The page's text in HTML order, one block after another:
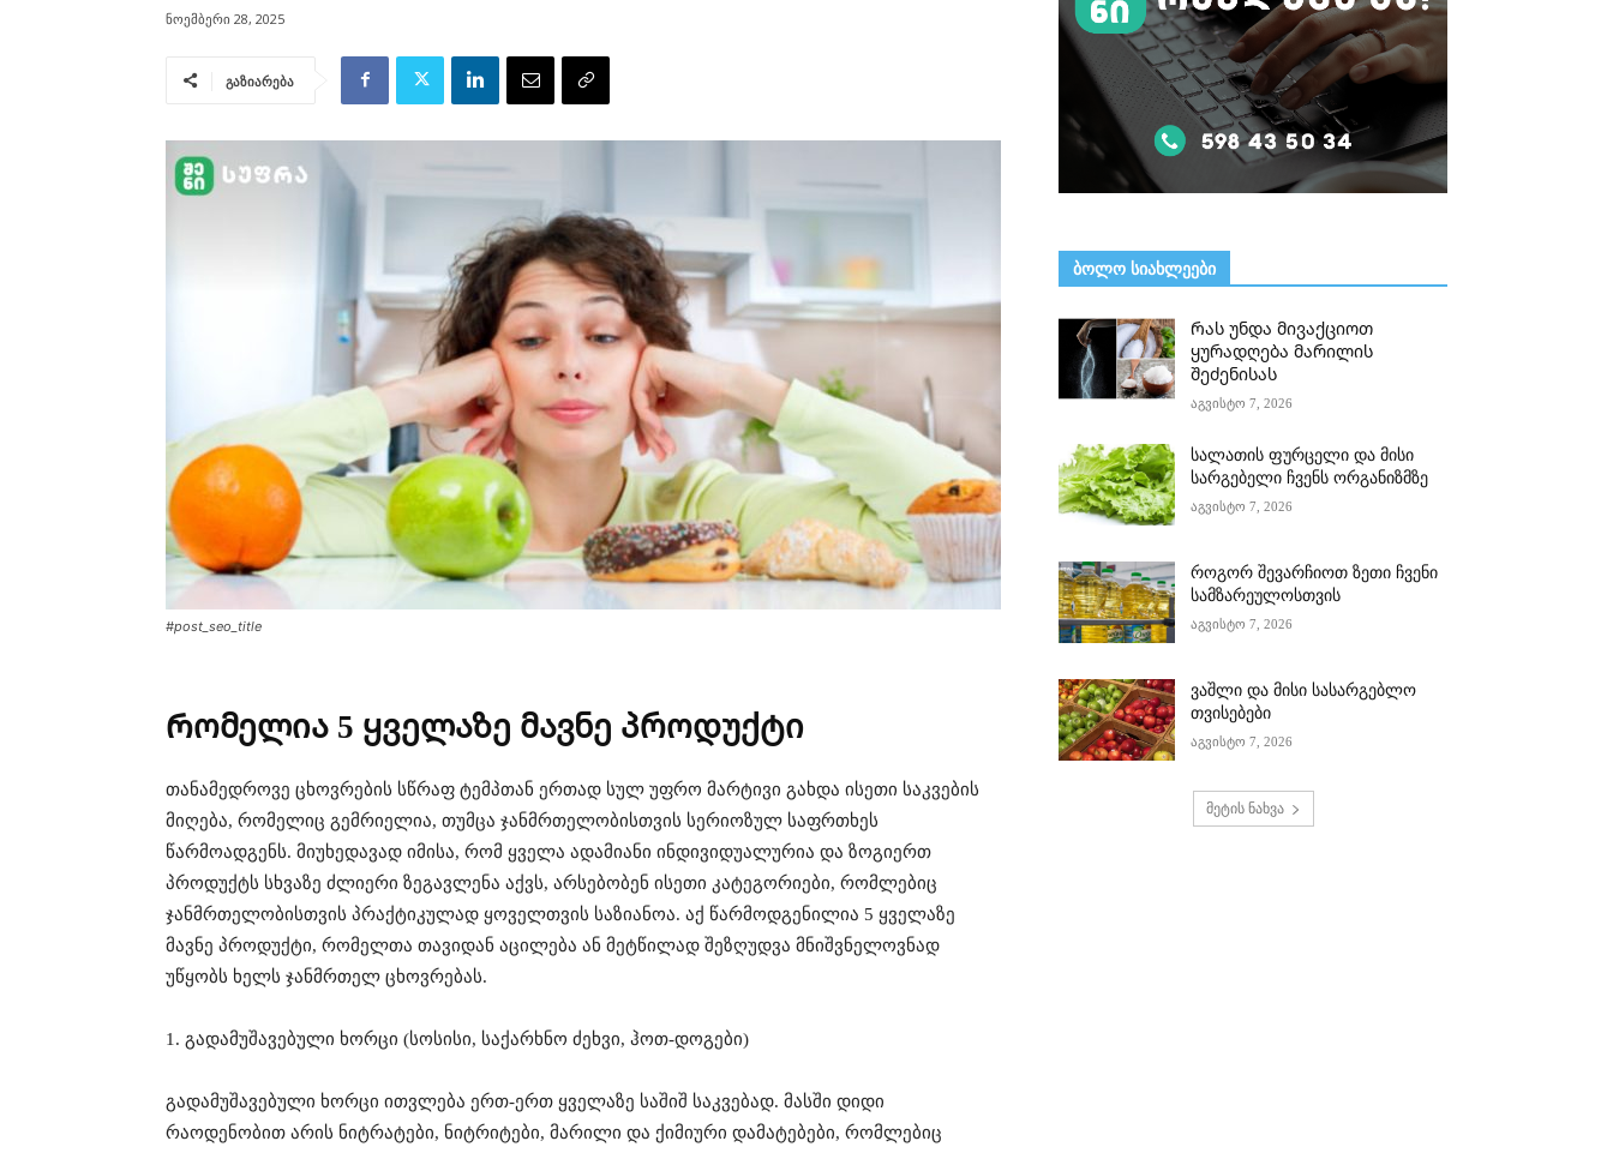
ნოემბერი 28, 2025
გაზიარება
#post_seo_title
Რომელია 5 ყველაზე მავნე პროდუქტი
თანამედროვე ცხოვრების სწრაფ ტემპთან ერთად სულ უფრო მარტივი გახდა ისეთი საკვების
მიღება, რომელიც გემრიელია, თუმცა ჯანმრთელობისთვის სერიოზულ საფრთხეს
წარმოადგენს. მიუხედავად იმისა, რომ ყველა ადამიანი ინდივიდუალურია და ზოგიერთ
პროდუქტს სხვაზე ძლიერი ზეგავლენა აქვს, არსებობენ ისეთი კატეგორიები, რომლებიც
ჯანმრთელობისთვის პრაქტიკულად ყოველთვის საზიანოა. აქ წარმოდგენილია 5 ყველაზე
მავნე პროდუქტი, რომელთა თავიდან აცილება ან მეტწილად შეზღუდვა მნიშვნელოვნად
უწყობს ხელს ჯანმრთელ ცხოვრებას.
1. გადამუშავებული ხორცი (სოსისი, საქარხნო ძეხვი, ჰოთ-დოგები)
გადამუშავებული ხორცი ითვლება ერთ-ერთ ყველაზე საშიშ საკვებად. მასში დიდი
რაოდენობით არის ნიტრატები, ნიტრიტები, მარილი და ქიმიური დამატებები, რომლებიც
ᲑᲝᲚᲝ ᲡᲘᲐᲮᲚᲔᲔᲑᲘ
Რას უნდა მივაქციოთ
ყურადღება მარილის
შეძენისას
აგვისტო 7, 2026
სალათის ფურცელი და მისი
სარგებელი ჩვენს ორგანიზმზე
აგვისტო 7, 2026
როგორ შევარჩიოთ ზეთი ჩვენი
სამზარეულოსთვის
აგვისტო 7, 2026
ვაშლი და მისი სასარგებლო
თვისებები
აგვისტო 7, 2026
მეტის ნახვა